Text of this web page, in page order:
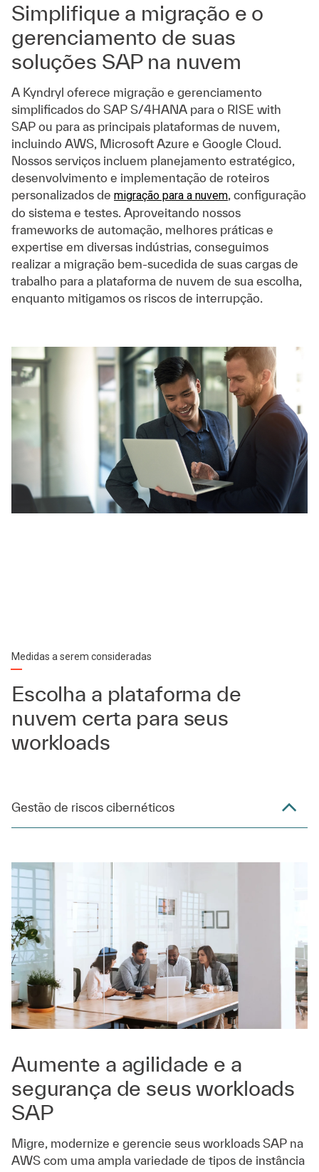
Simplifique a migração e o
gerenciamento de suas
soluções SAP na nuvem
A Kyndryl oferece migração e gerenciamento
simplificados do SAP S/4HANA para o RISE with
SAP ou para as principais plataformas de nuvem,
incluindo AWS, Microsoft Azure e Google Cloud.
Nossos serviços incluem planejamento estratégico,
desenvolvimento e implementação de roteiros
personalizados de migração para a nuvem, configuração
do sistema e testes. Aproveitando nossos
frameworks de automação, melhores práticas e
expertise em diversas indústrias, conseguimos
realizar a migração bem-sucedida de suas cargas de
trabalho para a plataforma de nuvem de sua escolha,
enquanto mitigamos os riscos de interrupção.
Medidas a serem consideradas
Escolha a plataforma de
nuvem certa para seus
workloads
Gestão de riscos cibernéticos
Aumente a agilidade e a
segurança de seus workloads
SAP
Migre, modernize e gerencie seus workloads SAP na
AWS com uma ampla variedade de tipos de instância